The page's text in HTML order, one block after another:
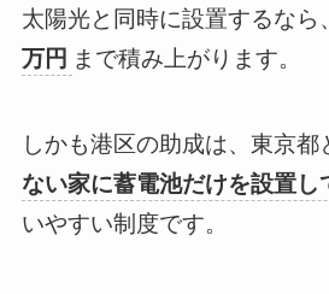
太陽光と同時に設置するなら
万円 まで積み上がります。
しかも港区の助成は、東京都
ない家に蓄電池だけを設置し
いやすい制度です。